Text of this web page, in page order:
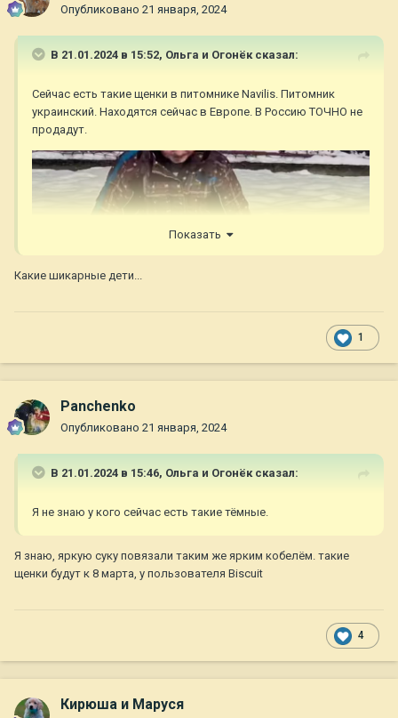
Опубликовано 21 января, 2024
В 21.01.2024 в 15:52, Ольга и Огонёксказал:
Сейчас есть такие щенки в питомнике Navilis. Питомник
украинский. Находятся сейчас в Европе. В Россию ТОЧНО не
продадут.
Показать
Какие шикарные дети...
1
Panchenko
Опубликовано 21 января, 2024
В 21.01.2024 в 15:46, Ольга и Огонёксказал:
Я не знаю у кого сейчас есть такие тёмные.
Я знаю, яркую суку повязали таким же ярким кобелём. такие
щенки будут к 8 марта, у пользователя Biscuit
4
Кирюша и Маруся